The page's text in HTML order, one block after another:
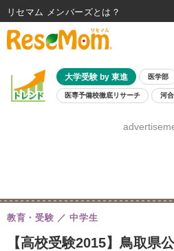
大学受験 by 東進 医学部
医専予備校徹底リサーチ 河
8月開催学校説明会
【高校受験2015】鳥取県
教育・受験 中学生
リセマム メンバーズ